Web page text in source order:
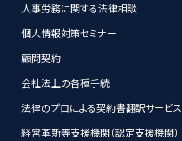
人事労務に関する法律相談
個人情報対策セミナー
顧問契約
会社法上の各種手続
法律のプロによる契約書翻訳サービス
経営革新等支援機関（認定支援機関）